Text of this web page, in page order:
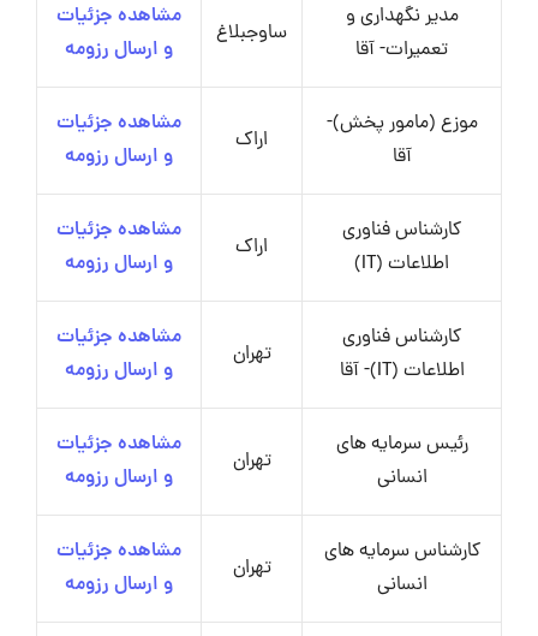
مدیر نگهداری و
تعمیرات- آقا
ساوجبلاغ
مشاهده جزئیات
و ارسال رزومه
موزع (مامور پخش)-
آقا
اراک
مشاهده جزئیات
و ارسال رزومه
کارشناس فناوری
اطلاعات (IT)
اراک
مشاهده جزئیات
و ارسال رزومه
کارشناس فناوری
اطلاعات (IT)- آقا
تهران
مشاهده جزئیات
و ارسال رزومه
رئیس سرمایه های
انسانی
تهران
مشاهده جزئیات
و ارسال رزومه
کارشناس سرمایه های
انسانی
تهران
مشاهده جزئیات
و ارسال رزومه